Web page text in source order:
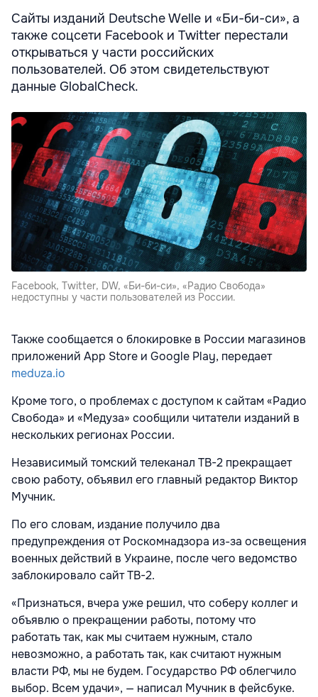
Сайты изданий Deutsche Welle и «Би-би-си», а
также соцсети Facebook и Twitter перестали
открываться у части российских
пользователей. Об этом свидетельствуют
данные GlobalCheck.
Facebook, Twitter, DW, «Би-би-си», «Радио Свобода»
недоступны у части пользователей из России.
Также сообщается о блокировке в России магазинов
приложений App Store и Google Play, передает
meduza.io
Кроме того, о проблемах с доступом к сайтам «Радио
Свобода» и «Медуза» сообщили читатели изданий в
нескольких регионах России.
Независимый томский телеканал ТВ-2 прекращает
свою работу, объявил его главный редактор Виктор
Мучник.
По его словам, издание получило два
предупреждения от Роскомнадзора из-за освещения
военных действий в Украине, после чего ведомство
заблокировало сайт ТВ-2.
«Признаться, вчера уже решил, что соберу коллег и
объявлю о прекращении работы, потому что
работать так, как мы считаем нужным, стало
невозможно, а работать так, как считают нужным
власти РФ, мы не будем. Государство РФ облегчило
выбор. Всем удачи», — написал Мучник в фейсбуке.